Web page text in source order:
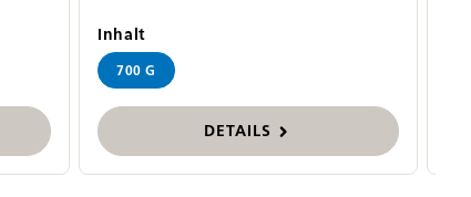
Inhaltauswählen
700 G
DETAILS